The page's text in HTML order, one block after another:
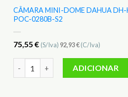
CÂMARA MINI-DOME DAHUA
POC-0280B-S2
75,55 € (S/Iva) 92,93€(C/Iva)
ADICIONAR